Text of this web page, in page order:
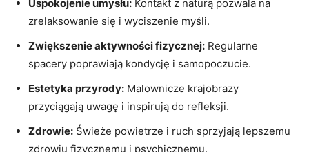
Uspokojenie umysłu: Kontakt z naturą pozwala na
zrelaksowanie się i wyciszenie myśli.
Zwiększenie aktywności fizycznej: Regularne
spacery poprawiają kondycję i samopoczucie.
Estetyka przyrody: Malownicze krajobrazy
przyciągają uwagę i inspirują do refleksji.
Zdrowie: Świeże powietrze i ruch sprzyjają lepszemu
zdrowiu fizycznemu i psychicznemu.